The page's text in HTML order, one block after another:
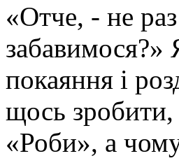
«Отче, - не
забавимося?»
покаяння і
щось зробити,
«Роби», а